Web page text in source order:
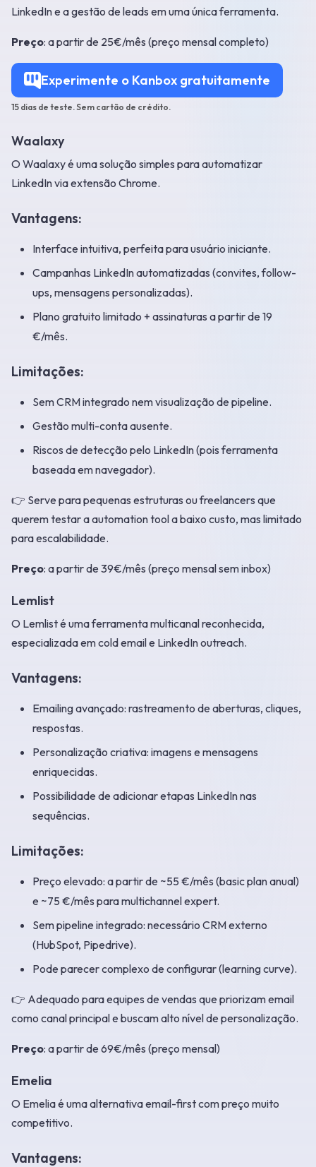
LinkedIn e a gestão de leads em uma única ferramenta.
Preço: a partir de 25€/mês (preço mensal completo)
Experimente o Kanbox gratuitamente
15 dias de teste. Sem cartão de crédito.
Waalaxy
O Waalaxy é uma solução simples para automatizar
LinkedIn via extensão Chrome.
Vantagens:
Interface intuitiva, perfeita para usuário iniciante.
Campanhas LinkedIn automatizadas (convites, follow-
ups, mensagens personalizadas).
Plano gratuito limitado + assinaturas a partir de 19
€/mês.
Limitações:
Sem CRM integrado nem visualização de pipeline.
Gestão multi-conta ausente.
Riscos de detecção pelo LinkedIn (pois ferramenta
baseada em navegador).
👉 Serve para pequenas estruturas ou freelancers que
querem testar a automation tool a baixo custo, mas limitado
para escalabilidade.
Preço: a partir de 39€/mês (preço mensal sem inbox)
Lemlist
O Lemlist é uma ferramenta multicanal reconhecida,
especializada em cold email e LinkedIn outreach.
Vantagens:
Emailing avançado: rastreamento de aberturas, cliques,
respostas.
Personalização criativa: imagens e mensagens
enriquecidas.
Possibilidade de adicionar etapas LinkedIn nas
sequências.
Limitações:
Preço elevado: a partir de ~55 €/mês (basic plan anual)
e ~75 €/mês para multichannel expert.
Sem pipeline integrado: necessário CRM externo
(HubSpot, Pipedrive).
Pode parecer complexo de configurar (learning curve).
👉 Adequado para equipes de vendas que priorizam email
como canal principal e buscam alto nível de personalização.
Preço: a partir de 69€/mês (preço mensal)
Emelia
O Emelia é uma alternativa email-first com preço muito
competitivo.
Vantagens: